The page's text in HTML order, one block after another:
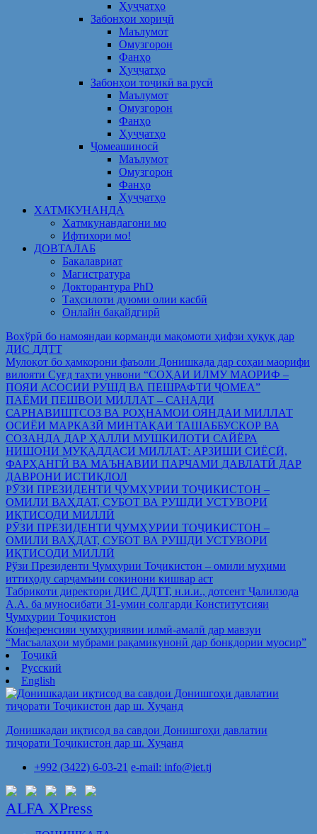
Ҳуҷҷатҳо
Забонҳои хориҷӣ
Маълумот
Омузгорон
Фанҳо
Ҳуҷҷатҳо
Забонҳои тоҷикӣ ва русӣ
Маълумот
Омузгорон
Фанҳо
Ҳуҷҷатҳо
Ҷомеашиносӣ
Маълумот
Омузгорон
Фанҳо
Ҳуҷҷатҳо
ХАТМКУНАНДА
Хатмкунандагони мо
Ифтихори мо!
ДОВТАЛАБ
Бакалавриат
Магистратура
Докторантура PhD
Таҳсилоти дуюми олии касбӣ
Онлайн бақайдгирӣ
Вохўрӣ бо намояндаи корманди мақомоти ҳифзи ҳуқуқ дар
ДИС ДДТТ
Мулоқот бо ҳамкорони фаъоли Донишкада дар соҳаи маорифи
вилояти Суғд таҳти унвони “СОҲАИ ИЛМУ МАОРИФ –
ПОЯИ АСОСИИ РУШД ВА ПЕШРАФТИ ҶОМЕА”
ПАЁМИ ПЕШВОИ МИЛЛАТ – САНАДИ
САРНАВИШТСОЗ ВА РОҲНАМОИ ОЯНДАИ МИЛЛАТ
ОСИЁИ МАРКАЗӢ МИНТАҚАИ ТАШАББУСКОР ВА
СОЗАНДА ДАР ҲАЛЛИ МУШКИЛОТИ САЙЁРА
НИШОНИ МУҚАДДАСИ МИЛЛАТ: АРЗИШИ СИЁСӢ,
ФАРҲАНГӢ ВА МАЪНАВИИ ПАРЧАМИ ДАВЛАТӢ ДАР
ДАВРОНИ ИСТИҚЛОЛ
РӮЗИ ПРЕЗИДЕНТИ ҶУМҲУРИИ ТОҶИКИСТОН –
ОМИЛИ ВАҲДАТ, СУБОТ ВА РУШДИ УСТУВОРИ
ИҚТИСОДИ МИЛЛӢ
РӮЗИ ПРЕЗИДЕНТИ ҶУМҲУРИИ ТОҶИКИСТОН –
ОМИЛИ ВАҲДАТ, СУБОТ ВА РУШДИ УСТУВОРИ
ИҚТИСОДИ МИЛЛӢ
Рўзи Президенти Ҷумҳурии Тоҷикистон – омили муҳими
иттиҳоду сарҷамъии сокинони кишвар аст
Табрикоти директори ДИС ДДТТ, н.и.и., дотсент Ҷалилзода
А.А. ба муносибати 31-умин солгарди Конститутсияи
Ҷумҳурии Тоҷикистон
Конференсияи ҷумҳуриявии илмӣ-амалӣ дар мавзуи
“Масъалаҳои мубрами рақамикунонӣ дар бонкдории муосир”
Тоҷикӣ
Русский
English
Донишкадаи иқтисод ва савдои Донишгоҳи давлатии
тиҷорати Тоҷикистон дар ш. Хуҷанд
+992 (3422) 6-03-21 e-mail: info@iet.tj
ALFA XPress